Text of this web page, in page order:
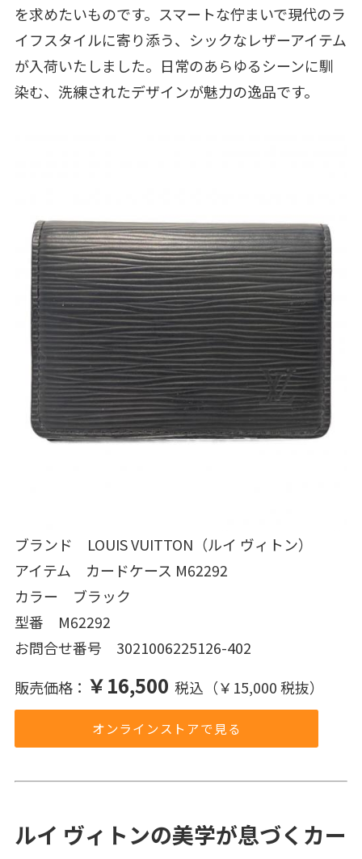
を求めたいものです。スマートな佇まいで現代のラ
イフスタイルに寄り添う、シックなレザーアイテム
が入荷いたしました。日常のあらゆるシーンに馴
染む、洗練されたデザインが魅力の逸品です。
ブランド LOUIS VUITTON（ルイ ヴィトン）
アイテム カードケース M62292
カラー ブラック
型番 M62292
お問合せ番号 3021006225126-402
販売価格： ￥16,500 税込（￥15,000 税抜）
オンラインストアで見る
ルイ ヴィトンの美学が息づくカー